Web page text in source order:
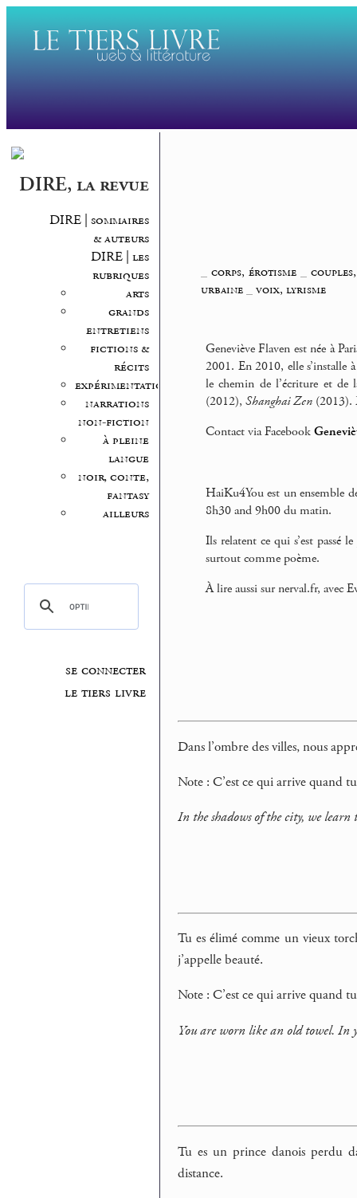
DIRE, la revue
DIRE | sommaires
& auteurs
DIRE | les
rubriques
arts
grands
entretiens
fictions &
récits
expérimentation
narrations
non-fiction
à pleine
langue
noir, conte,
fantasy
ailleurs
se connecter
le tiers livre
corps, érotisme_
urbaine_ voix, lyrisme
Geneviève Flaven est née à
2001. En 2010, elle s’installe
le chemin de l’écriture et
(2012), Shanghai Zen (2013).
Contact via Facebook
HaiKu4You est un ensemble
8h30 and 9h00 du matin.
Ils relatent ce qui s’est passé
surtout comme poème.
À lire aussi sur nerval.fr, avec
Dans l’ombre des villes, nous
Note : C’est ce qui arrive quand
In the shadows of the city, we
Tu es élimé comme un vieux
j’appelle beauté.
Note : C’est ce qui arrive quand
You are worn like an old towel. In
Tu es un prince danois perdu
distance.